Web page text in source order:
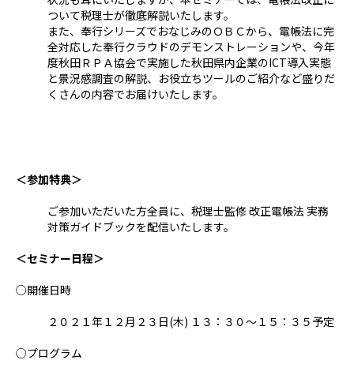
ついて税理士が徹底解説いたします。
また、奉行シリーズでおなじみのＯＢＣから、電帳法に完
全対応した奉行クラウドのデモンストレーションや、今年
度秋田ＲＰＡ協会で実施した秋田県内企業のICT導入実態
と景況感調査の解説、お役立ちツールのご紹介など盛りだ
くさんの内容でお届けいたします。
＜参加特典＞
ご参加いただいた方全員に、税理士監修 改正電帳法 実務
対策ガイドブックを配信いたします。
＜セミナー日程＞
○開催日時
２０２１年１２月２３日(木) １３：３０～１５：３５予定
○プログラム